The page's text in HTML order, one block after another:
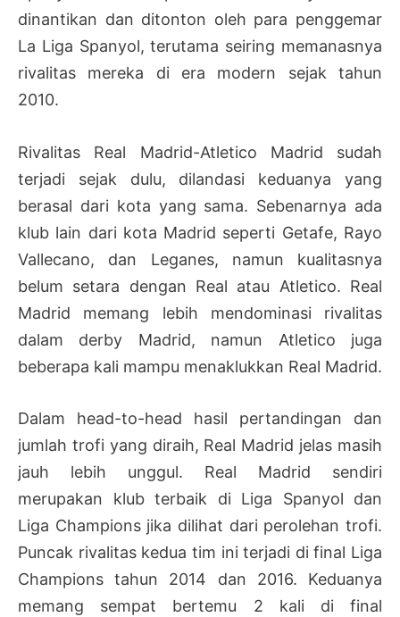
dinantikan dan ditonton oleh para penggemar
La Liga Spanyol, terutama seiring memanasnya
rivalitas mereka di era modern sejak tahun
2010.
Rivalitas Real Madrid-Atletico Madrid sudah
terjadi sejak dulu, dilandasi keduanya yang
berasal dari kota yang sama. Sebenarnya ada
klub lain dari kota Madrid seperti Getafe, Rayo
Vallecano, dan Leganes, namun kualitasnya
belum setara dengan Real atau Atletico. Real
Madrid memang lebih mendominasi rivalitas
dalam derby Madrid, namun Atletico juga
beberapa kali mampu menaklukkan Real Madrid.
Dalam head-to-head hasil pertandingan dan
jumlah trofi yang diraih, Real Madrid jelas masih
jauh lebih unggul. Real Madrid sendiri
merupakan klub terbaik di Liga Spanyol dan
Liga Champions jika dilihat dari perolehan trofi.
Puncak rivalitas kedua tim ini terjadi di final Liga
Champions tahun 2014 dan 2016. Keduanya
memang sempat bertemu 2 kali di final